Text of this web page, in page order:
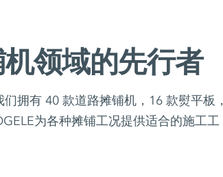
领域的先行者
拥有 40 款道路摊铺机，16 款熨平板，
为各种摊铺工况提供适合的施工工